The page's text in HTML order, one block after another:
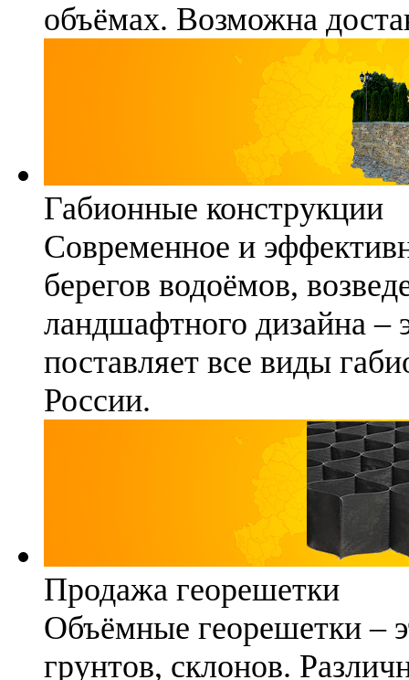
объёмах. Возможна
Габионные конструкции
Современное и
берегов водоёмов,
ландшафтного дизайна
поставляет все виды
России.
Продажа георешетки
Объёмные георешетки –
грунтов, склонов.